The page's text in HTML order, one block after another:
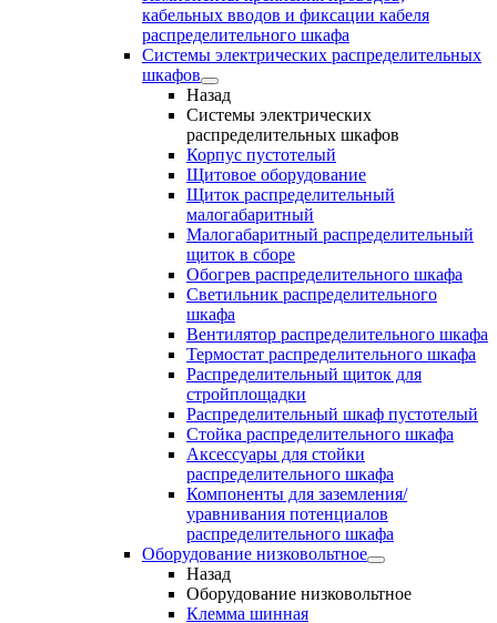
кабельных вводов и фиксации кабеля
распределительного шкафа
Системы электрических распределительных
шкафов
Назад
Системы электрических
распределительных шкафов
Корпус пустотелый
Щитовое оборудование
Щиток распределительный
малогабаритный
Малогабаритный распределительный
щиток в сборе
Обогрев распределительного шкафа
Светильник распределительного
шкафа
Вентилятор распределительного шкафа
Термостат распределительного шкафа
Распределительный щиток для
стройплощадки
Распределительный шкаф пустотелый
Стойка распределительного шкафа
Аксессуары для стойки
распределительного шкафа
Компоненты для заземления/
уравнивания потенциалов
распределительного шкафа
Оборудование низковольтное
Назад
Оборудование низковольтное
Клемма шинная